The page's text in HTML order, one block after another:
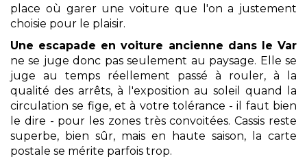
place où garer une voiture que l'on a justement
choisie pour le plaisir.
Une escapade en voiture ancienne dans le Var
ne se juge donc pas seulement au paysage. Elle se
juge au temps réellement passé à rouler, à la
qualité des arrêts, à l'exposition au soleil quand la
circulation se fige, et à votre tolérance - il faut bien
le dire - pour les zones très convoitées. Cassis reste
superbe, bien sûr, mais en haute saison, la carte
postale se mérite parfois trop.